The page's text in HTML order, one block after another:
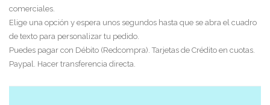
comerciales.
Elige una opción y espera unos segundos hasta que se abra el cuadro
de texto para personalizar tu pedido.
Puedes pagar con Débito (Redcompra). Tarjetas de Crédito en cuotas.
Paypal. Hacer transferencia directa.